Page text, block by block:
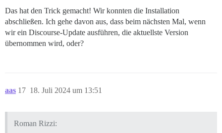
81. ./discourse-doctor may help diagnose the problem.
Das hat den Trick gemacht! Wir konnten die Installation
abschließen. Ich gehe davon aus, dass beim nächsten Mal, wenn
wir ein Discourse-Update ausführen, die aktuellste Version
übernommen wird, oder?
aas 18. Juli 2024 um 13:51
17
Roman Rizzi: